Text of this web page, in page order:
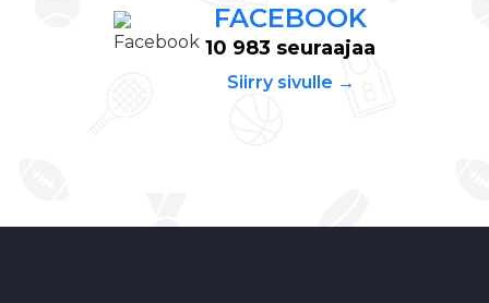
FACEBOOK
10 983 seuraajaa
Siirry sivulle →